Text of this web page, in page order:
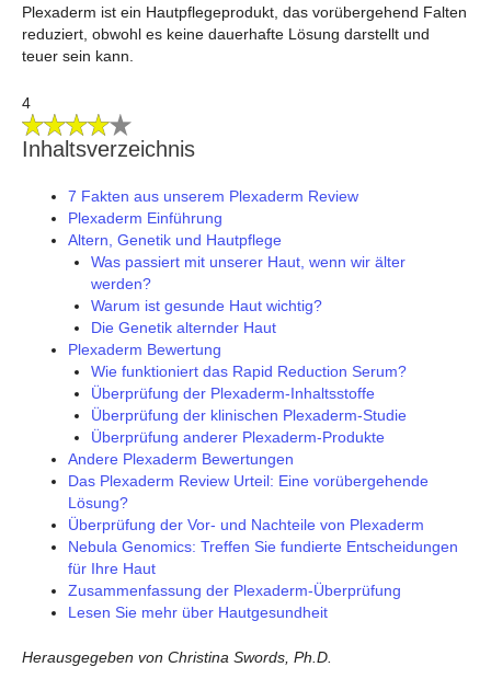
Plexaderm ist ein Hautpflegeprodukt, das vorübergehend Falten
reduziert, obwohl es keine dauerhafte Lösung darstellt und
teuer sein kann.
4
Inhaltsverzeichnis
7 Fakten aus unserem Plexaderm Review
Plexaderm Einführung
Altern, Genetik und Hautpflege
Was passiert mit unserer Haut, wenn wir älter
werden?
Warum ist gesunde Haut wichtig?
Die Genetik alternder Haut
Plexaderm Bewertung
Wie funktioniert das Rapid Reduction Serum?
Überprüfung der Plexaderm-Inhaltsstoffe
Überprüfung der klinischen Plexaderm-Studie
Überprüfung anderer Plexaderm-Produkte
Andere Plexaderm Bewertungen
Das Plexaderm Review Urteil: Eine vorübergehende
Lösung?
Überprüfung der Vor- und Nachteile von Plexaderm
Nebula Genomics: Treffen Sie fundierte Entscheidungen
für Ihre Haut
Zusammenfassung der Plexaderm-Überprüfung
Lesen Sie mehr über Hautgesundheit
Herausgegeben von Christina Swords, Ph.D.